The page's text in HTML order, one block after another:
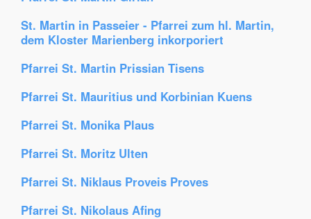
St. Martin in Passeier - Pfarrei zum hl. Martin,
dem Kloster Marienberg inkorporiert
Pfarrei St. Martin Prissian Tisens
Pfarrei St. Mauritius und Korbinian Kuens
Pfarrei St. Monika Plaus
Pfarrei St. Moritz Ulten
Pfarrei St. Niklaus Proveis Proves
Pfarrei St. Nikolaus Afing